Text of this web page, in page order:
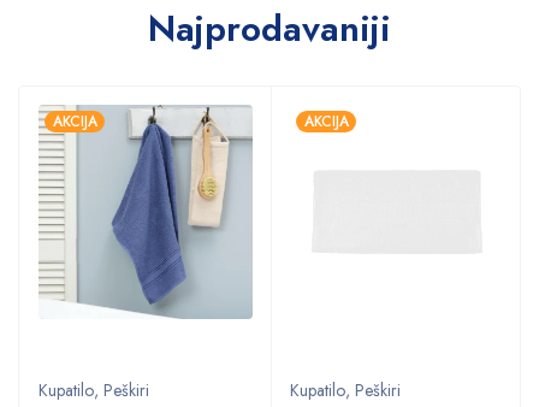
Najprodavaniji
AKCIJA
Kupatilo, Peškiri
AKCIJA
Kupatilo, Peškiri